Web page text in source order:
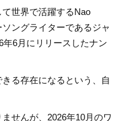
世界で活躍するNao
ングライターであるジャ
年6月にリリースしたナン
る存在になるという、自
せんが、2026年10月のワ